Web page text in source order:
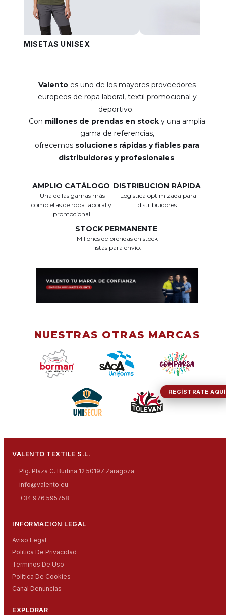
CAMISETAS UNISEX
Valento es uno de los mayores proveedores
europeos de ropa laboral, textil promocional y
deportivo.
Con millones de prendas en stock y una amplia
gama de referencias,
ofrecemos soluciones rápidas y fiables para
distribuidores y profesionales.
AMPLIO CATÁLOGO
Una de las gamas más
completas de ropa laboral y
promocional.
DISTRIBUCION RÁPIDA
Logística optimizada para
distribuidores.
STOCK PERMANENTE
Millones de prendas en stock
listas para envío.
NUESTRAS OTRAS MARCAS
REGÍSTRATE AQUÍ
VALENTO TEXTILE S.L.
Plg. Plaza C. Burtina 12 50197 Zaragoza
info@valento.eu
+34 976 595758
INFORMACION LEGAL
Aviso Legal
Politica De Privacidad
Terminos De Uso
Politica De Cookies
Canal Denuncias
EXPLORAR